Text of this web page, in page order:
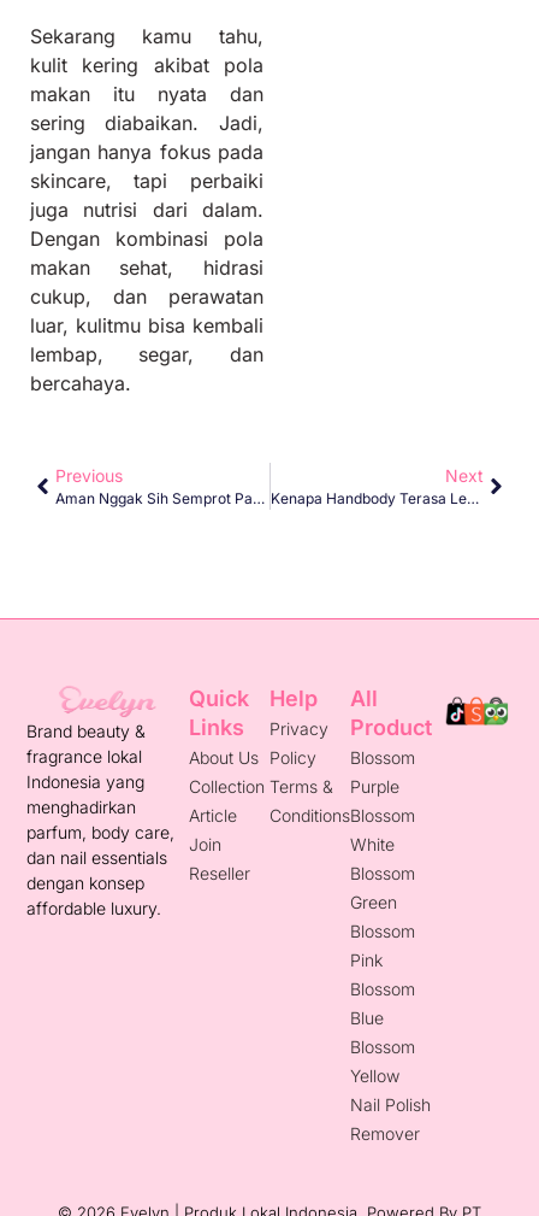
Sekarang kamu tahu,
kulit kering akibat pola
makan itu nyata dan
sering diabaikan. Jadi,
jangan hanya fokus pada
skincare, tapi perbaiki
juga nutrisi dari dalam.
Dengan kombinasi pola
makan sehat, hidrasi
cukup, dan perawatan
luar, kulitmu bisa kembali
lembap, segar, dan
bercahaya.
Previous
Aman Nggak Sih Semprot Parfum Ke Pakaian?
Next
Kenapa Handbody Terasa Lengket Saat Dipakai Di Luar Ruangan?
Brand beauty &
fragrance lokal
Indonesia yang
menghadirkan
parfum, body care,
dan nail essentials
dengan konsep
affordable luxury.
Quick
Links
About Us
Collection
Article
Join
Reseller
Help
Privacy
Policy
Terms &
Conditions
All
Product
Blossom
Purple
Blossom
White
Blossom
Green
Blossom
Pink
Blossom
Blue
Blossom
Yellow
Nail Polish
Remover